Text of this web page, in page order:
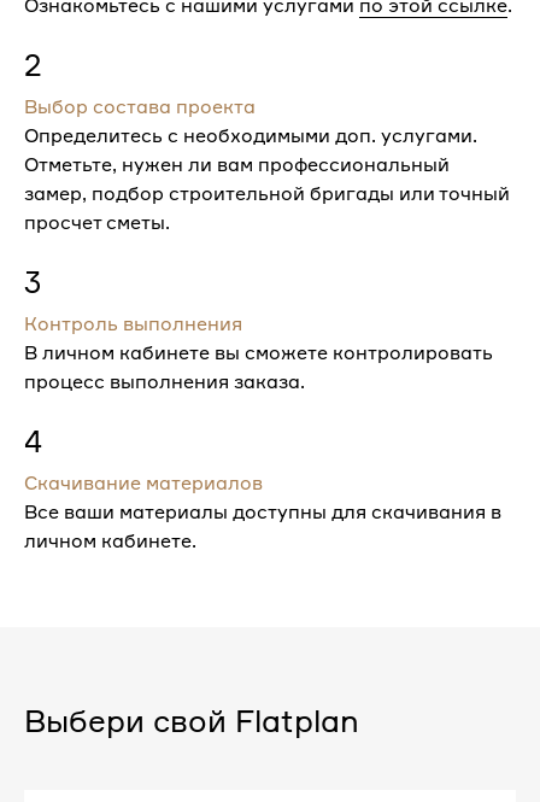
Ознакомьтесь с нашими услугами по этой ссылке.
2
Выбор состава проекта
Определитесь с необходимыми доп. услугами.
Отметьте, нужен ли вам профессиональный
замер, подбор строительной бригады или точный
просчет сметы.
3
Контроль выполнения
В личном кабинете вы сможете контролировать
процесс выполнения заказа.
4
Скачивание материалов
Все ваши материалы доступны для скачивания в
личном кабинете.
Выбери свой Flatplan